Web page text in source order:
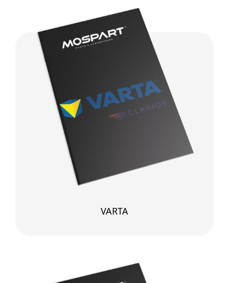
VARTA